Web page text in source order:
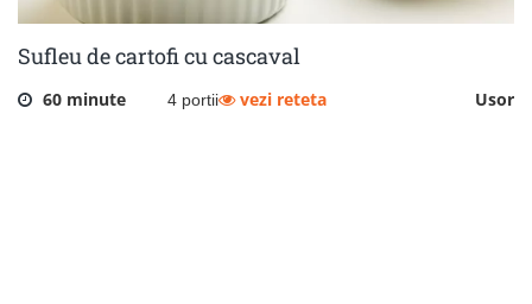
Sufleu de cartofi cu cascaval
60 minute 4 portii Usor
vezi reteta